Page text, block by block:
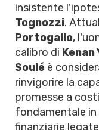
insistente
Tognozzi.
Portogallo,
calibro di Kenan
Soulé è
rinvigorire la
promesse a
fondamentale in
finanziarie